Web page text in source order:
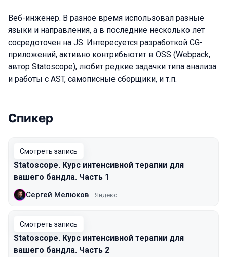
Веб-инженер. В разное время использовал разные
языки и направления, а в последние несколько лет
сосредоточен на JS. Интересуется разработкой CG-
приложений, активно контрибьютит в OSS (Webpack,
автор Statoscope), любит редкие задачки типа анализа
и работы с AST, самописные сборщики, и т.п.
Выступления в сезоне 2021 Moscow
Спикер
Смотреть запись
Statoscope. Курс интенсивной терапии для
вашего бандла. Часть 1
Сергей Мелюков Яндекс
Смотреть запись
Statoscope. Курс интенсивной терапии для
вашего бандла. Часть 2